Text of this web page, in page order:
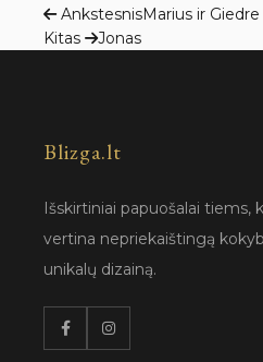
Navigacija
tarp
AnkstesnisMarius ir Giedre
Kitas
Jonas
Blizga.lt
Išskirtiniai papuošalai tiems,
vertina nepriekaištingą
unikalų dizainą.